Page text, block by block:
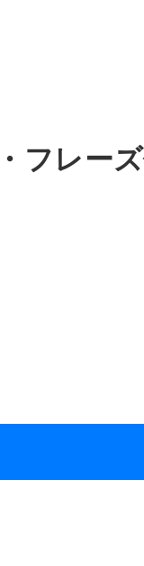
フレー